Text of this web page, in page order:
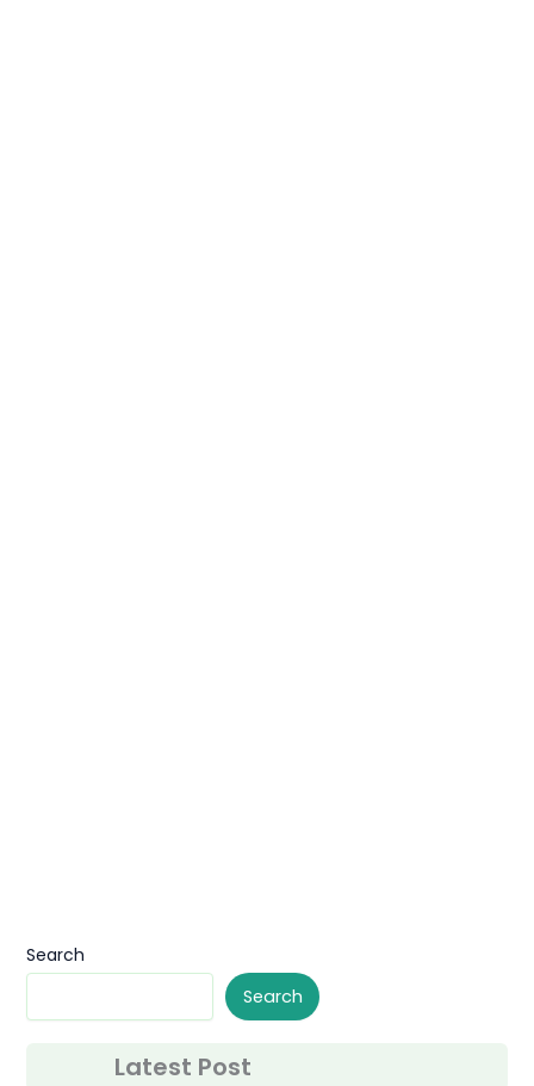
Search
Search
Latest Post